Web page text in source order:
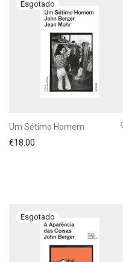
Um Sétimo Homem
€18.00